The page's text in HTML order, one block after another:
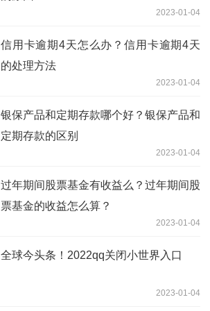
2023-01-04
信用卡逾期4天怎么办？信用卡逾期4天
的处理方法
2023-01-04
银保产品和定期存款哪个好？银保产品和
定期存款的区别
2023-01-04
过年期间股票基金有收益么？过年期间股
票基金的收益怎么算？
2023-01-04
全球今头条！2022qq关闭小世界入口
2023-01-04